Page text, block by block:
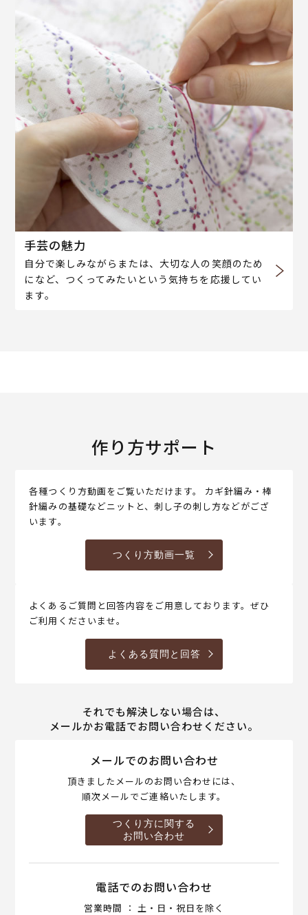
手芸の魅力
自分で楽しみながらまたは、大切な人の笑顔のため
になど、つくってみたいという気持ちを応援してい
ます。
作り方サポート
各種つくり方動画をご覧いただけます。 カギ針編み・棒
針編みの基礎などニットと、刺し子の刺し方などがござ
います。
つくり方動画一覧
よくあるご質問と回答内容をご用意しております。ぜひ
ご利用くださいませ。
よくある質問と回答
それでも解決しない場合は、
メールかお電話でお問い合わせください。
メールでのお問い合わせ
頂きましたメールのお問い合わせには、
順次メールでご連絡いたします。
つくり方に関する
お問い合わせ
電話でのお問い合わせ
営業時間 ： 土・日・祝日を除く